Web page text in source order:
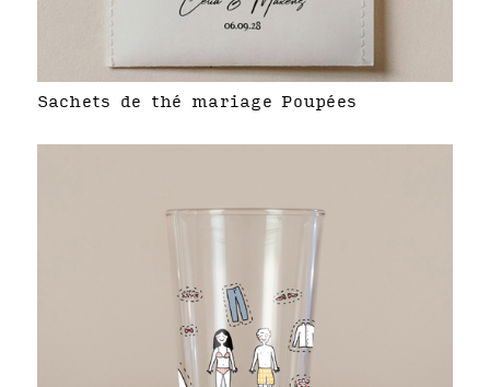
Sachets de thé mariage Poupées